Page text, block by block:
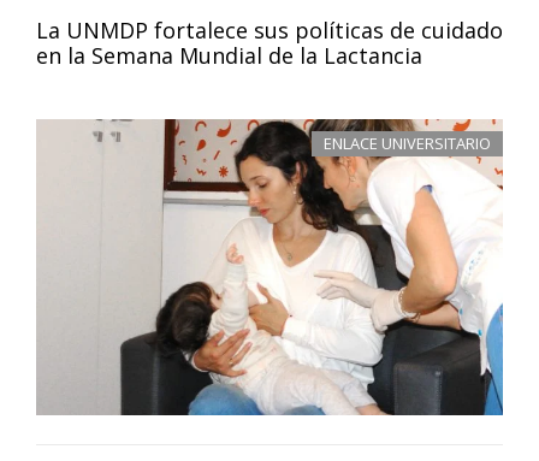
La UNMDP fortalece sus políticas de cuidado
en la Semana Mundial de la Lactancia
ENLACE UNIVERSITARIO